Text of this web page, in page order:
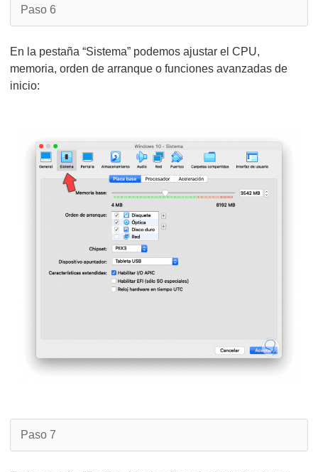
Paso 6
En la pestaña “Sistema” podemos ajustar el CPU,
memoria, orden de arranque o funciones avanzadas de
inicio:
Paso 7